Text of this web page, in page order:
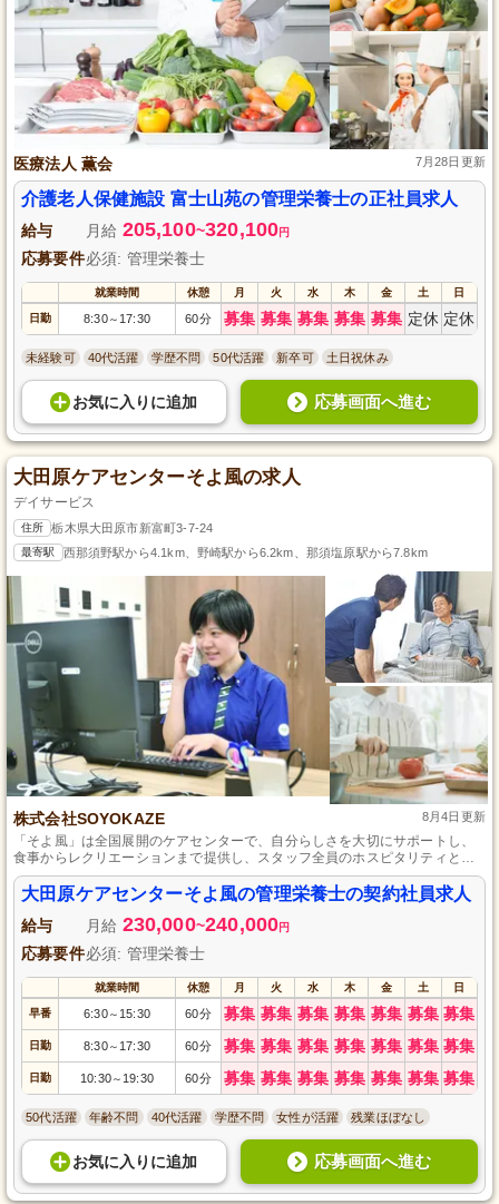
医療法人 薫会 7月28日更新
介護老人保健施設 富士山苑の管理栄養士の正社員求人
給与 月給 205,100~320,100円
応募要件必須: 管理栄養士
就業時間 休憩 月 火 水 木 金 土 日
日勤 8:30～ 17:30 60分 募集 募集 募集 募集 募集 定休 定休
未経験可 40代活躍 学歴不問 50代活躍 新卒可 土日祝休み
お気に入り に追加 応募画面へ進む
大田原ケアセンターそよ風の求人
デイサービス
住所 栃木県大田原市新富町3-7-24
最寄駅 西那須野駅から4.1km、野崎駅から6.2km、那須塩原駅から7.8km
株式会社SOYOKAZE 8月4日更新
「そよ風」は全国展開のケアセンターで、自分らしさを大切にサポートし、
食事からレクリエーションまで提供し、スタッフ全員のホスピタリティと風
通しの良い働く環境が魅力です。
大田原ケアセンターそよ風の管理栄養士の契約社員求人
給与 月給 230,000~240,000円
応募要件必須: 管理栄養士
就業時間 休憩 月 火 水 木 金 土 日
早番 6:30～ 15:30 60分 募集 募集 募集 募集 募集 募集 募集
日勤 8:30～ 17:30 60分 募集 募集 募集 募集 募集 募集 募集
日勤 10:30～ 19:30 60分 募集 募集 募集 募集 募集 募集 募集
50代活躍 年齢不問 40代活躍 学歴不問 女性が活躍 残業ほぼなし
お気に入り に追加 応募画面へ進む